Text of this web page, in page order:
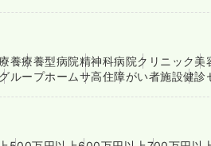
養療養型病院精神科病院クリニック美
グループホームサ高住障がい者施設健診